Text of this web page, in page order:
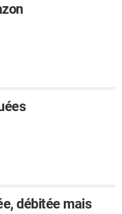
débitée mais